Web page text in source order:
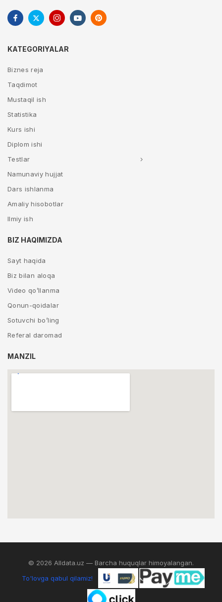
KATEGORIYALAR
Biznes reja
Taqdimot
Mustaqil ish
Statistika
Kurs ishi
Diplom ishi
Testlar
Namunaviy hujjat
Dars ishlanma
Amaliy hisobotlar
Ilmiy ish
BIZ HAQIMIZDA
Sayt haqida
Biz bilan aloqa
Video qo’llanma
Qonun-qoidalar
Sotuvchi bo’ling
Referal daromad
MANZIL
© 2026 Alldata.uz — Barcha huquqlar himoyalangan.
To'lovga qabul qilamiz!